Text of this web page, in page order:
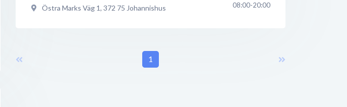
Östra Marks Väg 1, 372 75 Johannishus 08:00-20:00
1